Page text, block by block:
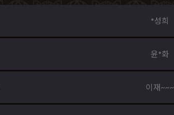
*성희
윤*화
이재~~~